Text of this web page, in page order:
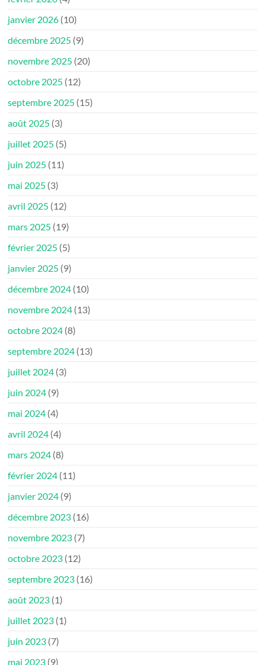
janvier 2026 (10)
décembre 2025 (9)
novembre 2025 (20)
octobre 2025 (12)
septembre 2025 (15)
août 2025 (3)
juillet 2025 (5)
juin 2025 (11)
mai 2025 (3)
avril 2025 (12)
mars 2025 (19)
février 2025 (5)
janvier 2025 (9)
décembre 2024 (10)
novembre 2024 (13)
octobre 2024 (8)
septembre 2024 (13)
juillet 2024 (3)
juin 2024 (9)
mai 2024 (4)
avril 2024 (4)
mars 2024 (8)
février 2024 (11)
janvier 2024 (9)
décembre 2023 (16)
novembre 2023 (7)
octobre 2023 (12)
septembre 2023 (16)
août 2023 (1)
juillet 2023 (1)
juin 2023 (7)
mai 2023 (9)